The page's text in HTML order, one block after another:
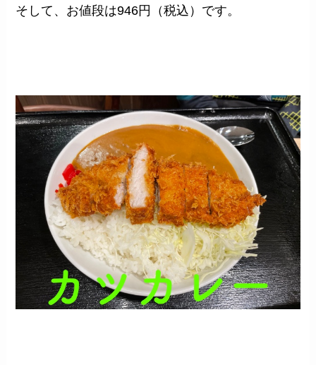
そして、お値段は946円（税込）です。